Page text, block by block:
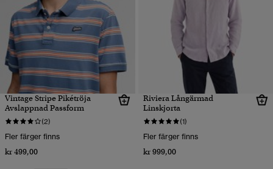
Vintage Stripe Pikétröja
Avslappnad Passform
(2)
Fler färger finns
kr 499,00
Riviera Långärmad
Linskjorta
(1)
Fler färger finns
kr 999,00